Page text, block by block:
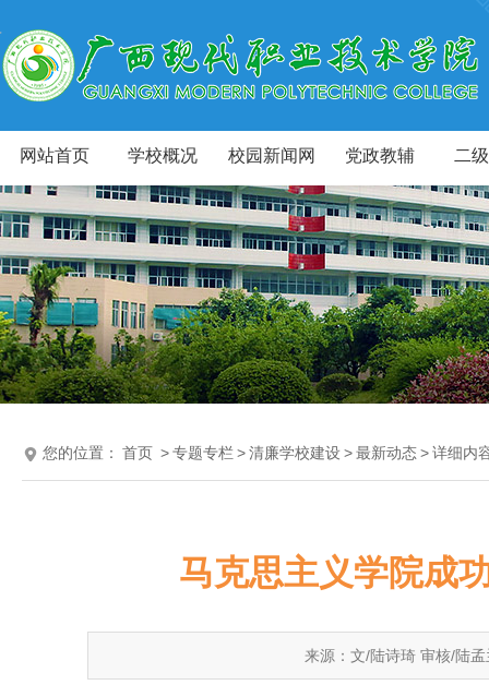
网站首页 学校概况 校园新闻网 党政教辅 二
您的位置： 首页 >专题专栏>清廉学校建设>最新动态>详细内
马克思主义学院成
来源：文/陆诗琦 审核/陆